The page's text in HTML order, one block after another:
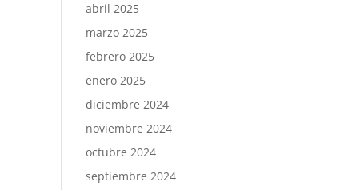
abril 2025
marzo 2025
febrero 2025
enero 2025
diciembre 2024
noviembre 2024
octubre 2024
septiembre 2024